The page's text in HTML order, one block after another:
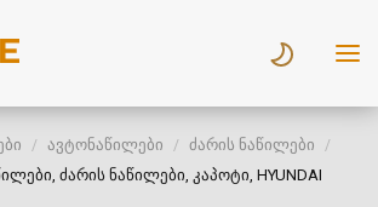
ავტონაწილები
ძარის ნაწილები
ძარის ნაწილები, კაპოტი, HYUNDAI